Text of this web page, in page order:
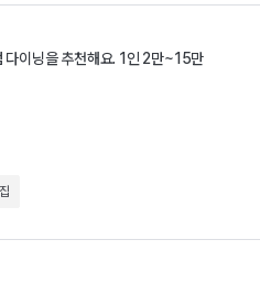
다이닝을 추천해요. 1인 2만~15만